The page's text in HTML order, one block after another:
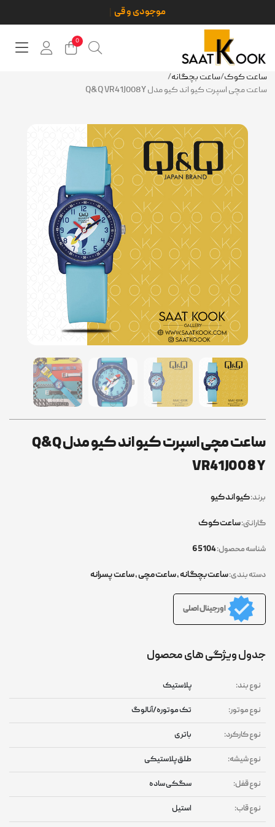
0
ساعت کوک/ساعت بچگانه/
ساعت مچی اسپرت کیو اند کیو مدل Q&Q VR41J008Y
ساعت مچی اسپرت کیو اند کیو مدل Q&Q
VR41J008Y
برند:کیو اند کیو
گارانتی:ساعت کوک
شناسه محصول:
دسته بندی:ساعت بچگانه,ساعت مچی,ساعت پسرانه
اورجینال اصلی
جدول ویژگی های محصول
نوع بند: پلاستیک
نوع موتور: تک موتوره/آنالوگ
نوع کارکرد: باتری
نوع شیشه: طلق پلاستیکی
نوع قفل: سگکی ساده
نوع قاب: استیل